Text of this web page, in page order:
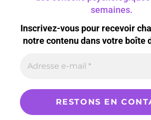
semaines.
Inscrivez-vous pour recevoir
notre contenu dans votre boîte